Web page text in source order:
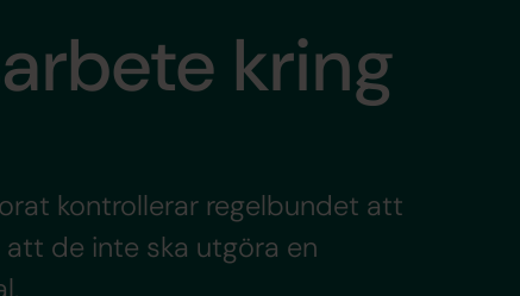
kring
kontrollerar regelbundet att
de inte ska utgöra en